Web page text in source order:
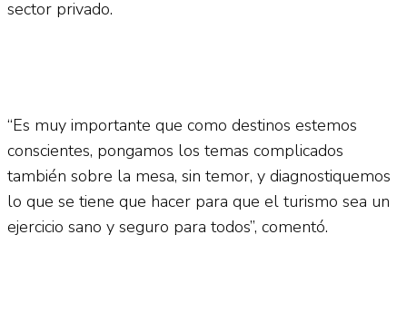
sector privado.
“Es muy importante que como destinos estemos
conscientes, pongamos los temas complicados
también sobre la mesa, sin temor, y diagnostiquemos
lo que se tiene que hacer para que el turismo sea un
ejercicio sano y seguro para todos”, comentó.